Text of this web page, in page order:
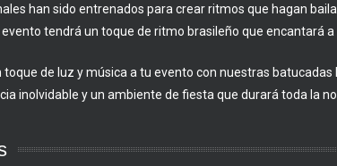
han sido entrenados para crear ritmos que hagan
tendrá un toque de ritmo brasileño que encantará a
de luz y música a tu evento con nuestras batucadas
inolvidable y un ambiente de fiesta que durará toda la